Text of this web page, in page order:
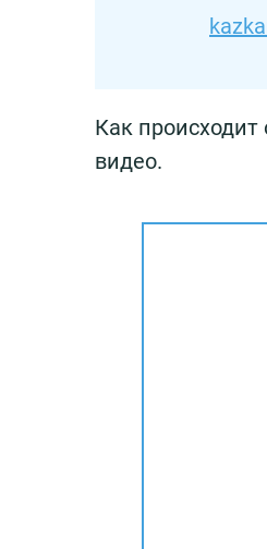
Как
видео.